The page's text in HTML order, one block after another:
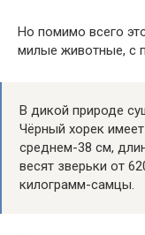
Но помимо всего
милые животные, с
В дикой природе
Чёрный хорек
среднем-38 см,
весят зверьки от
килограмм-самцы.